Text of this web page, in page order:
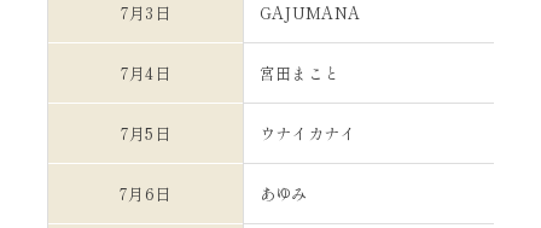
7月3日 GAJUMANA
7月4日 宮田まこと
7月5日 ウナイカナイ
7月6日 あゆみ